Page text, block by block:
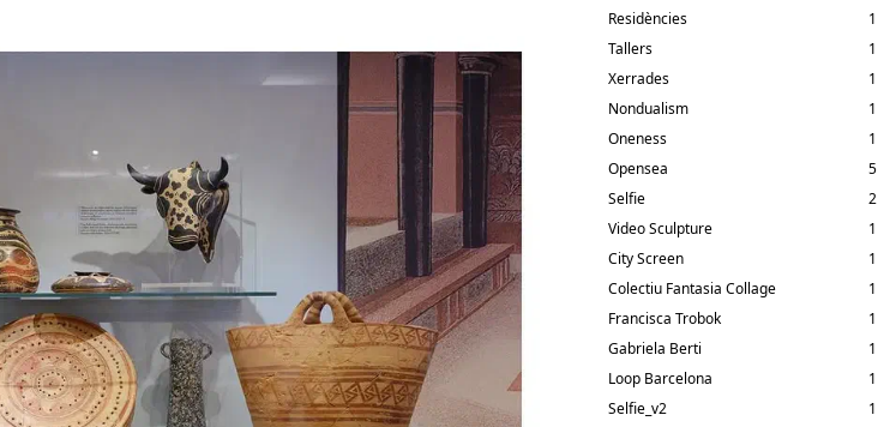
Residències
1
Tallers
1
Xerrades
1
Nondualism
1
Oneness
1
Opensea
5
Selfie
2
Video Sculpture
1
City Screen
1
Colectiu Fantasia Collage
1
Francisca Trobok
1
Gabriela Berti
1
Loop Barcelona
1
Selfie_v2
1